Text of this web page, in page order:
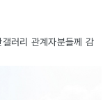
러리 관계자분들께 감